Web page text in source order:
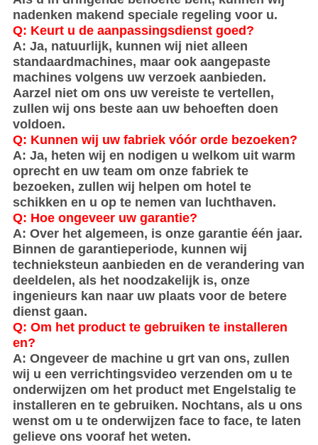
nadenken makend speciale regeling voor u.
Q: Keurt u de aanpassingsdienst goed?
A: Ja, natuurlijk, kunnen wij niet alleen
standaardmachines, maar ook aangepaste
machines volgens uw verzoek aanbieden.
Aarzel niet om ons uw vereiste te vertellen,
zullen wij ons beste aan uw behoeften doen
voldoen.
Q: Kunnen wij uw fabriek vóór orde bezoeken?
A: Ja, heten wij en nodigen u welkom uit warm
oprecht en uw team om onze fabriek te
bezoeken, zullen wij helpen om hotel te
schikken en u op te nemen van luchthaven.
Q: Hoe ongeveer uw garantie?
A: Over het algemeen, is onze garantie één jaar.
Binnen de garantieperiode, kunnen wij
technieksteun aanbieden en de verandering van
deeldelen, als het noodzakelijk is, onze
ingenieurs kan naar uw plaats voor de betere
dienst gaan.
Q: Om het product te gebruiken te installeren
en?
A: Ongeveer de machine u grt van ons, zullen
wij u een verrichtingsvideo verzenden om u te
onderwijzen om het product met Engelstalig te
installeren en te gebruiken. Nochtans, als u ons
wenst om u te onderwijzen face to face, te laten
gelieve ons vooraf het weten.